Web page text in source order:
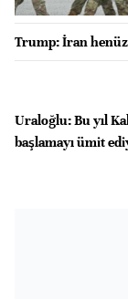
Trump: İran henüz
Uraloğlu: Bu yıl
başlamayı ümit